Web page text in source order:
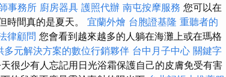
事務所 廚房器具 護照代辦 南屯按摩服務 您可以在
時間真的是夏天。 宜蘭外燴 台胞證基隆 重聽者的
律顧問 您會看到越來越多的人躺在海灘上或在瑪格
多元解決方案的數位行銷夥伴 台中月子中心 關鍵字
很少有人忘記用日光浴霜保護自己的皮膚免受有害